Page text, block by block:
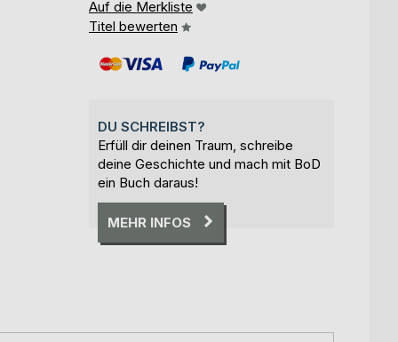
Auf die Merkliste
Titel bewerten
DU SCHREIBST?
Erfüll dir deinen Traum, schreibe
deine Geschichte und mach mit BoD
ein Buch daraus!
MEHR INFOS